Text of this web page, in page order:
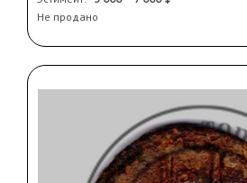
Не продано